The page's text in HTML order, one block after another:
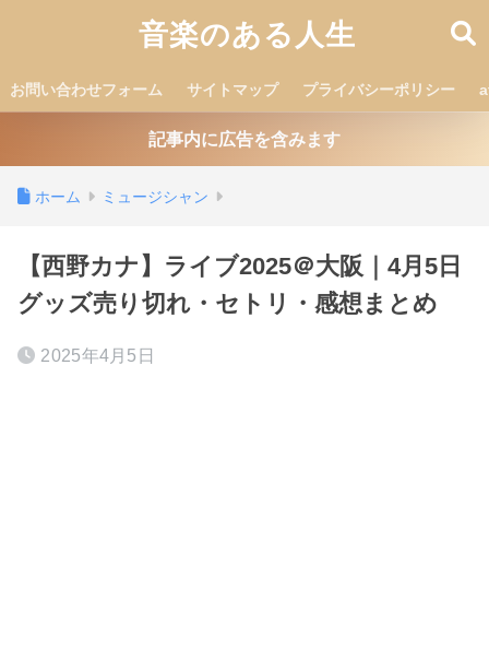
音楽のある人生
お問い合わせフォーム サイトマップ プライバシーポリシー
記事内に広告を含みます
ホーム ミュージシャン
【西野カナ】ライブ2025＠大阪｜4月5日
グッズ売り切れ・セトリ・感想まとめ
2025年4月5日